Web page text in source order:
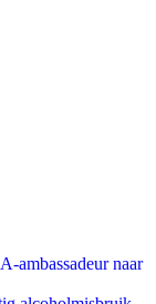
ambassadeur naar